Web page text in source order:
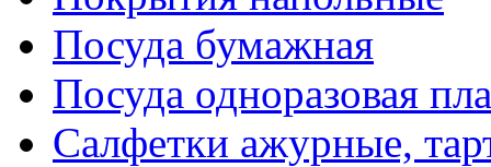
Посуда бумажная
Посуда одноразовая
Салфетки ажурные,